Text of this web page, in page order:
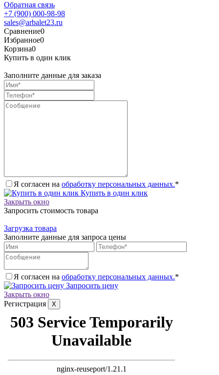
Обратная связь
+7 (900) 000-98-98
sales@arbalet23.ru
Сравнение0
Избранное0
Корзина0
Купить в один клик
Заполните данные для заказа
Я согласен на обработку персональных данных.*
Купить в один клик
Закрыть окно
Запросить стоимость товара
Загрузка товара
Заполните данные для запроса цены
Я согласен на обработку персональных данных.*
Запросить цену
Закрыть окно
Регистрация
X